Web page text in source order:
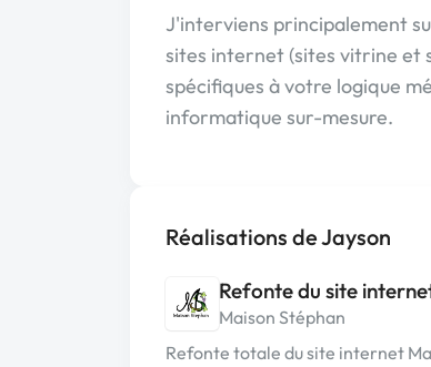
J'interviens principalement
sites internet (sites vitrine et
spécifiques à votre logique
informatique sur-mesure.
Réalisations de Jayson
Refonte du site
Maison Stéphan
Refonte totale du site internet